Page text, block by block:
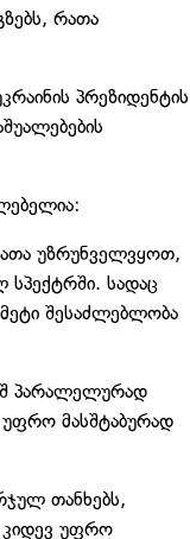
რათა
პრეზიდენტის
უზრუნველვყოთ,
სპექტრში. სადაც
შესაძლებლობა
პარალელურად
მასშტაბურად
თანხებს,
კიდევ უფრო